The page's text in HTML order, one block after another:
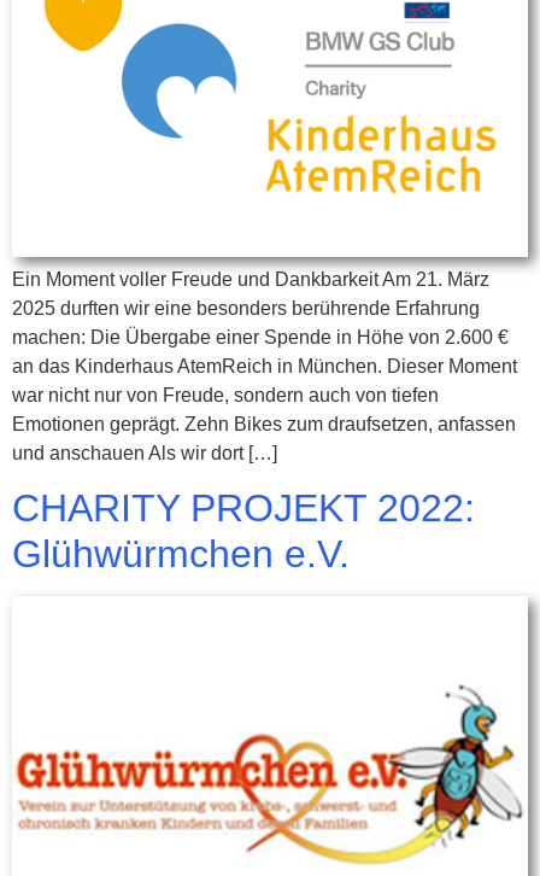
Ein Moment voller Freude und Dankbarkeit Am 21. März
2025 durften wir eine besonders berührende Erfahrung
machen: Die Übergabe einer Spende in Höhe von 2.600 €
an das Kinderhaus AtemReich in München. Dieser Moment
war nicht nur von Freude, sondern auch von tiefen
Emotionen geprägt. Zehn Bikes zum draufsetzen, anfassen
und anschauen Als wir dort […]
CHARITY PROJEKT 2022:
Glühwürmchen e.V.